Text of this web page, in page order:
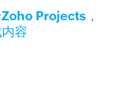
Projects，
容